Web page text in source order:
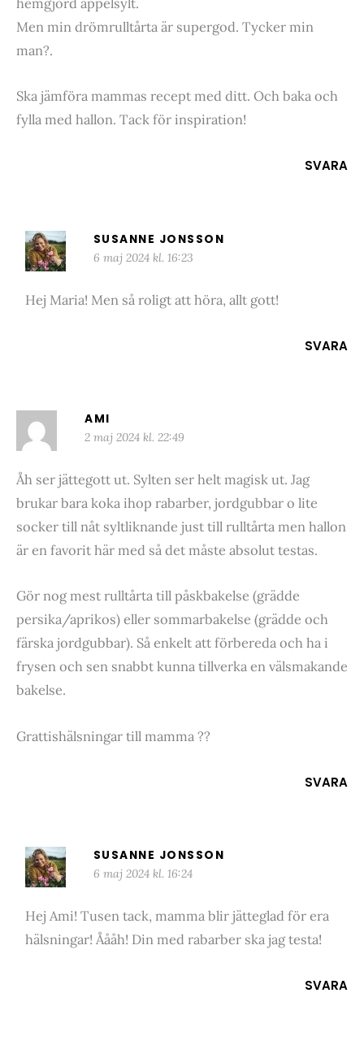
Men min drömrulltårta är supergod. Tycker min
man?.
Ska jämföra mammas recept med ditt. Och baka och
fylla med hallon. Tack för inspiration!
SVARA
SUSANNE JONSSON
6 maj 2024 kl. 16:23
Hej Maria! Men så roligt att höra, allt gott!
SVARA
AMI
2 maj 2024 kl. 22:49
Åh ser jättegott ut. Sylten ser helt magisk ut. Jag
brukar bara koka ihop rabarber, jordgubbar o lite
socker till nåt syltliknande just till rulltårta men hallon
är en favorit här med så det måste absolut testas.
Gör nog mest rulltårta till påskbakelse (grädde
persika/aprikos) eller sommarbakelse (grädde och
färska jordgubbar). Så enkelt att förbereda och ha i
frysen och sen snabbt kunna tillverka en välsmakande
bakelse.
Grattishälsningar till mamma ??
SVARA
SUSANNE JONSSON
6 maj 2024 kl. 16:24
Hej Ami! Tusen tack, mamma blir jätteglad för era
hälsningar! Åååh! Din med rabarber ska jag testa!
SVARA